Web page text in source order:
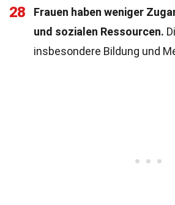
28
Frauen haben weniger
und sozialen Ressourcen.
insbesondere Bildung und